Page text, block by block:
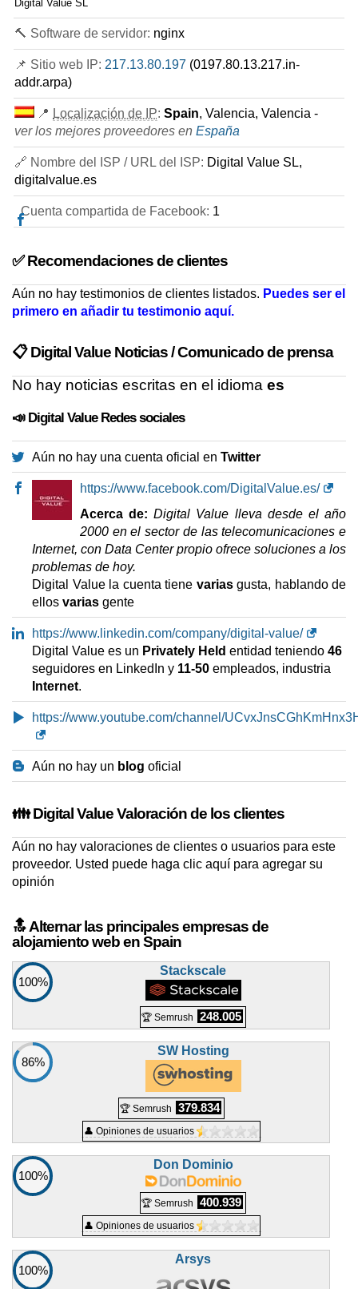
Digital Value SL
🔨 Software de servidor: nginx
📌 Sitio web IP: 217.13.80.197 (0197.80.13.217.in-
addr.arpa)
📍 Localización de IP: Spain, Valencia, Valencia -
ver los mejores proveedores en España
🔗 Nombre del ISP / URL del ISP: Digital Value SL,
digitalvalue.es
Cuenta compartida de Facebook: 1
✅ Recomendaciones de clientes
Aún no hay testimonios de clientes listados. Puedes ser el
primero en añadir tu testimonio aquí.
📋 Digital Value Noticias / Comunicado de prensa
No hay noticias escritas en el idioma es
📣 Digital Value Redes sociales
Aún no hay una cuenta oficial en Twitter
https://www.facebook.com/DigitalValue.es/
Acerca de:Digital Value lleva desde el año
2000 en el sector de las telecomunicaciones e
Internet, con Data Center propio ofrece soluciones a los
problemas de hoy.
Digital Value la cuenta tiene variasgusta, hablando de
ellos varias gente
https://www.linkedin.com/company/digital-value/
Digital Value es un Privately Held entidad teniendo 46
seguidores en LinkedIn y 11-50 empleados, industria
Internet.
https://www.youtube.com/channel/
Aún no hay un blog oficial
👪 Digital Value Valoración de los clientes
Aún no hay valoraciones de clientes o usuarios para este
proveedor. Usted puede haga clic aquí para agregar su
opinión
🔝 Alternar las principales empresas de
alojamiento web en Spain
100%
Stackscale
🏆 Semrush 248.005
86%
SW Hosting
🏆 Semrush 379.834
👤 Opiniones de usuarios
100%
Don Dominio
🏆 Semrush 400.939
👤 Opiniones de usuarios
100%
Arsys